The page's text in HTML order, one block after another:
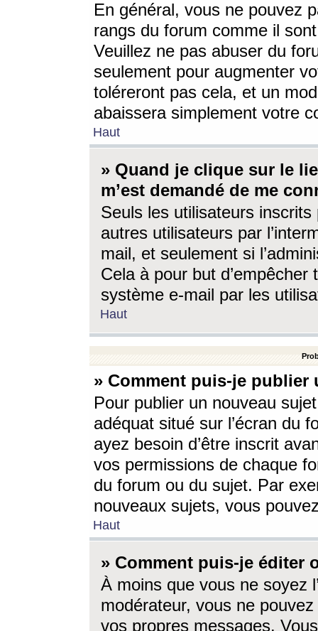
En général, vous ne pouvez
rangs du forum comme il
Veuillez ne pas abuser du
seulement pour augmenter
toléreront pas cela, et un
abaissera simplement votre
Haut
» Quand je clique sur le
m’est demandé de me
Seuls les utilisateurs
autres utilisateurs par
mail, et seulement si
Cela à pour but
système e-mail par les
Haut
» Comment puis-je
Pour publier un nouveau
adéquat situé sur l’écran du
ayez besoin d’être inscrit
vos permissions de chaque
du forum ou du sujet. Par
nouveaux sujets, vous
Haut
» Comment puis-je éditer
À moins que vous ne soyez
modérateur, vous ne
vos propres messages.